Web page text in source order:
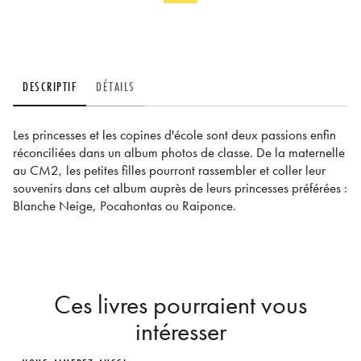
DESCRIPTIF DÉTAILS
Les princesses et les copines d'école sont deux passions enfin
réconciliées dans un album photos de classe. De la maternelle
au CM2, les petites filles pourront rassembler et coller leur
souvenirs dans cet album auprès de leurs princesses préférées :
Blanche Neige, Pocahontas ou Raiponce.
Ces livres pourraient vous
intéresser